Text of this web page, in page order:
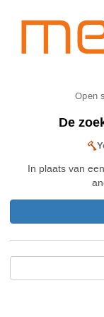
Open
De
In plaats van